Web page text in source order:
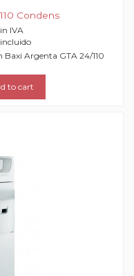
Condens
IVA
Baxi Argenta GTA 24/110
to cart